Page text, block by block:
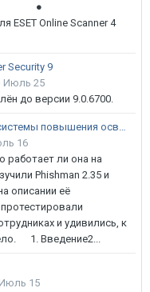
Online Scanner 4
Security 9
Июль 25
до версии 9.0.6700.
Тестирование Phishman 2.35, системы повышения осведомлённости пользователей в сфере ИБ
16
работает ли она на
Phishman 2.35 и
описании её
и удивились, к
1. Введение2...
Июль 15